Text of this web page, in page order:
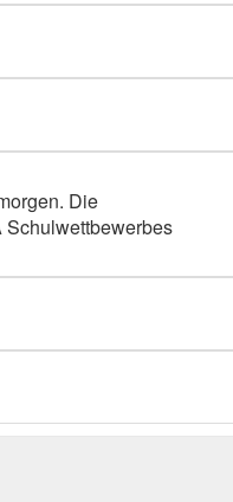
Die